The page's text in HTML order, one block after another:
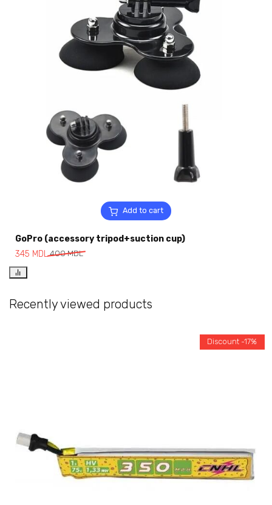
Add to cart
GoPro (accessory tripod+suction cup)
400MDL
345 MDL
Recently viewed products
Discount -17%